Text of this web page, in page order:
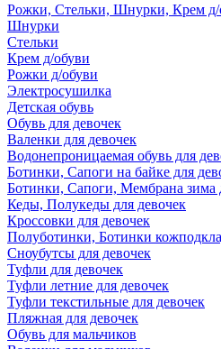
Рожки, Стельки, Шнурки, Крем д/
Шнурки
Стельки
Крем д/обуви
Рожки д/обуви
Электросушилка
Детская обувь
Обувь для девочек
Валенки для девочек
Водонепроницаемая обувь для
Ботинки, Сапоги на байке для
Ботинки, Сапоги, Мембрана зима
Кеды, Полукеды для девочек
Кроссовки для девочек
Полуботинки, Ботинки
Сноубутсы для девочек
Туфли для девочек
Туфли летние для девочек
Туфли текстильные для девочек
Пляжная для девочек
Обувь для мальчиков